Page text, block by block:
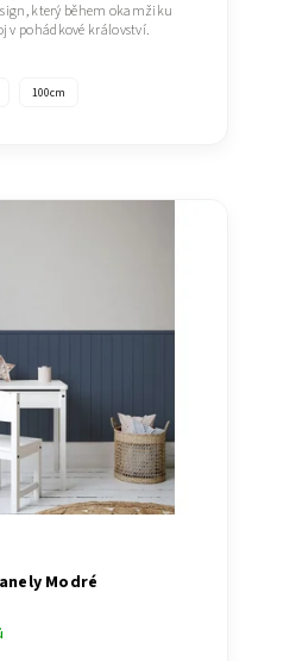
který během okamžiku
v pohádkové království.
100cm
Modré